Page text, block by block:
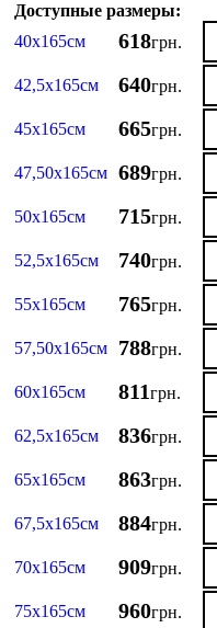
Доступные размеры:
40х165см
618грн.
42,5х165см 640грн.
45х165см 665грн.
47,50х165см 689грн.
50х165см 715грн.
52,5х165см 740грн.
55х165см 765грн.
57,50х165см 788грн.
60х165см 811грн.
62,5х165см 836грн.
65х165см 863грн.
67,5х165см 884грн.
70х165см 909грн.
75х165см 960грн.